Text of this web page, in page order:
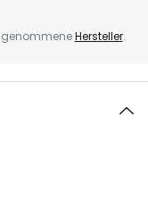
Hersteller.